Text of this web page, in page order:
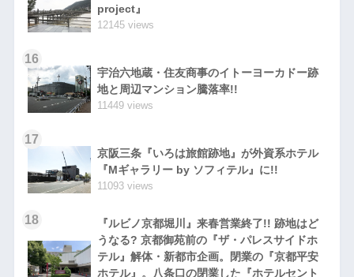
project』
12145 views
16
宇治六地蔵・住友商事のイトーヨーカドー跡
地と周辺マンション騰落率!!
11449 views
17
京阪三条『いろは旅館跡地』が外資系ホテル
『Mギャラリー by ソフィテル』に!!
11093 views
18
『ルビノ京都堀川』来春営業終了!! 跡地はど
うなる? 京都御苑前の『ザ・パレスサイドホ
テル』解体・新都市企画。閉業の『京都平安
ホテル』。八条口の閉業した『ホテルセント